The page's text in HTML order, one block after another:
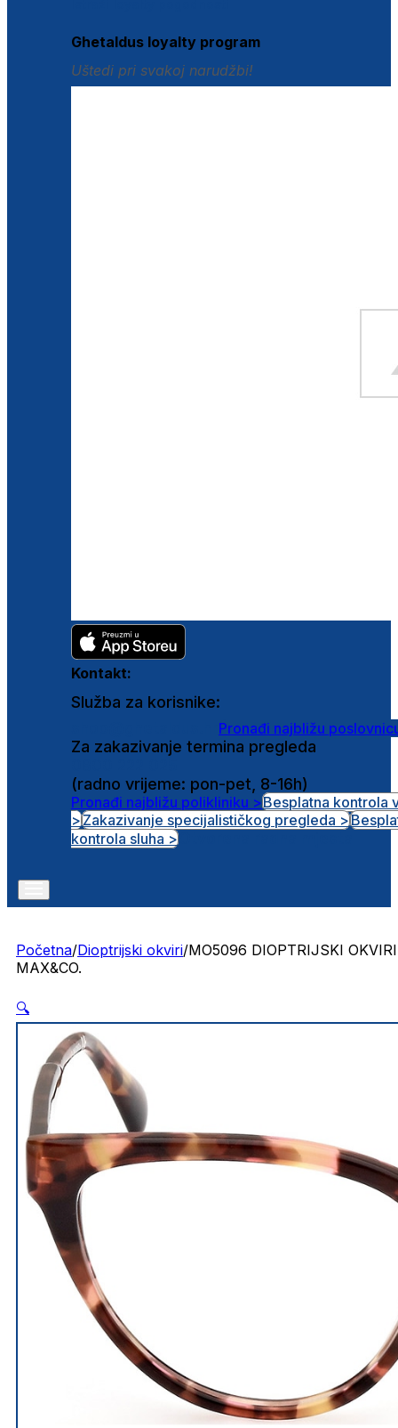
Ghetaldus loyalty program
Uštedi pri svakoj narudžbi!
Kontakt:
Služba za korisnike:
Pronađi najbližu
Za zakazivanje termina pregleda
(radno vrijeme: pon-pet, 8-16h)
Pronađi najbližu polikliniku >Besplatna kontrola
>Zakazivanje specijalističkog pregleda >
kontrola sluha >
Početna/Dioptrijski okviri/MO5096 DIOPTRIJSKI OKVIRI
MAX&CO.
🔍